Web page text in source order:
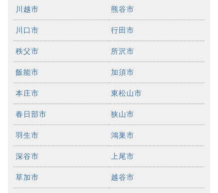
川越市 熊谷市
川口市 行田市
秩父市 所沢市
飯能市 加須市
本庄市 東松山市
春日部市 狭山市
羽生市 鴻巣市
深谷市 上尾市
草加市 越谷市